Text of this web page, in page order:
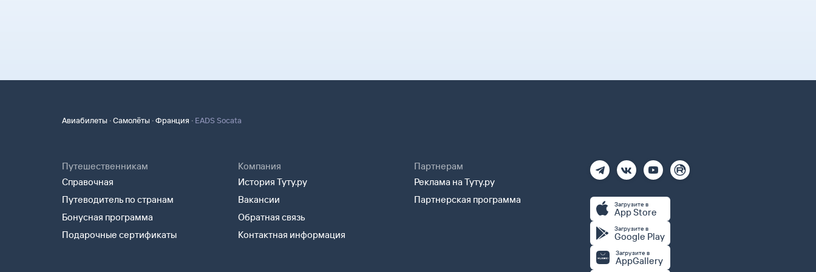
Авиабилеты ·Самолёты ·Франция · EADS Socata
Путешественникам
Справочная
Путеводитель по странам
Бонусная программа
Подарочные сертификаты
Компания
История Туту.ру
Вакансии
Обратная связь
Контактная информация
Партнерам
Реклама на Туту.ру
Партнерская программа
Загрузите в
App Store
Загрузите в
Google Play
Загрузите в
AppGallery